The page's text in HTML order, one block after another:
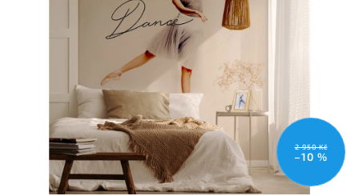
2 950 Kč
–10 %